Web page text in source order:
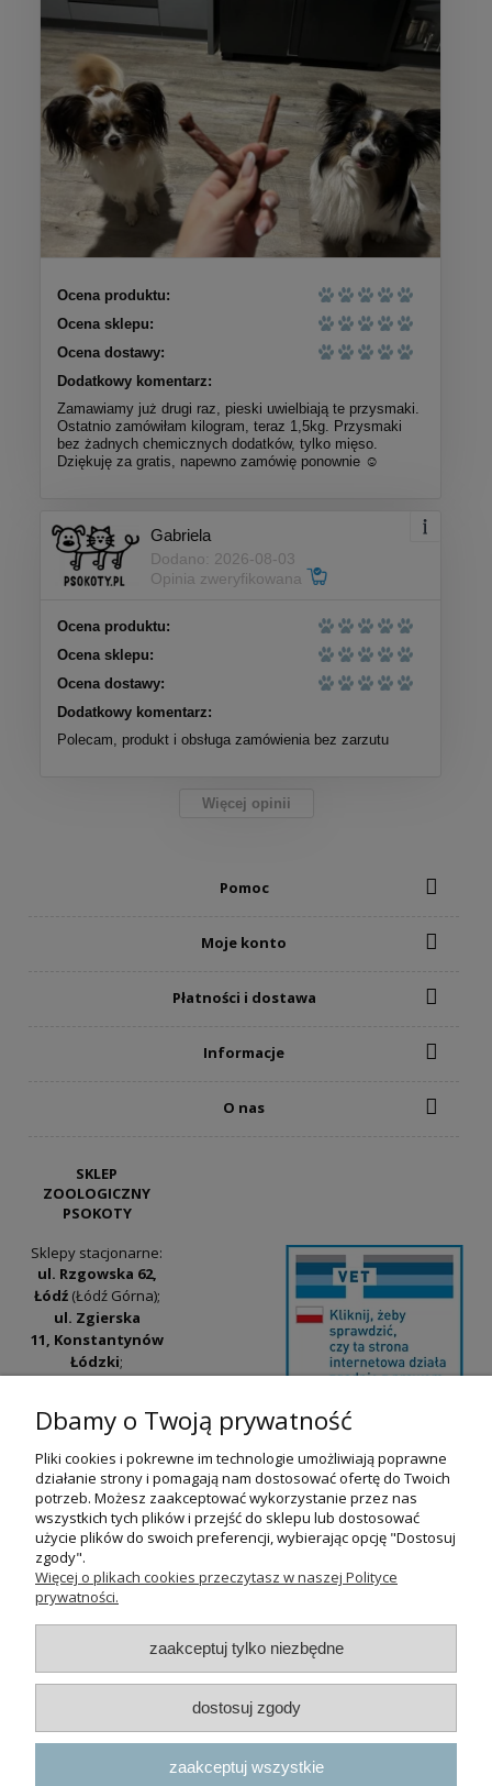
Ocena produktu:
Ocena sklepu:
Ocena dostawy:
Dodatkowy komentarz:
Zamawiamy już drugi raz, pieski uwielbiają te przysmaki.
Ostatnio zamówiłam kilogram, teraz 1,5kg. Przysmaki
bez żadnych chemicznych dodatków, tylko mięso.
Dziękuję za gratis, napewno zamówię ponownie ☺️
Gabriela
Dodano: 2026-08-03
Opinia zweryfikowana
Ocena produktu:
Ocena sklepu:
Ocena dostawy:
Dodatkowy komentarz:
Polecam, produkt i obsługa zamówienia bez zarzutu
Więcej opinii
Pomoc
Moje konto
Płatności i dostawa
Informacje
O nas
SKLEP
ZOOLOGICZNY
PSOKOTY
Sklepy stacjonarne:
ul. Rzgowska 62,
Łódź(Łódź Górna);
ul. Zgierska
11, Konstantynów
Łódzki;
Widzew).
Godziny otwarcia:
pn-pt 9:00-17:00
+48 530 230 483
psokoty@psokoty.pl
Sklep internetowy Shoper.pl
Dbamy o Twoją prywatność
Pliki cookies i pokrewne im technologie umożliwiają poprawne
działanie strony i pomagają nam dostosować ofertę do Twoich
potrzeb. Możesz zaakceptować wykorzystanie przez nas
wszystkich tych plików i przejść do sklepu lub dostosować
użycie plików do swoich preferencji, wybierając opcję "Dostosuj
zgody".
Więcej o plikach cookies przeczytasz w naszej Polityce
prywatności.
zaakceptuj tylko niezbędne
dostosuj zgody
zaakceptuj wszystkie